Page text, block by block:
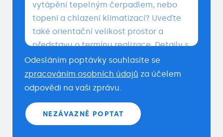
Odesláním poptávky souhlasíte se
zpracováním osobních údajů za účelem
odpovědi na vaši zprávu.
NEZÁVAZNĚ POPTAT